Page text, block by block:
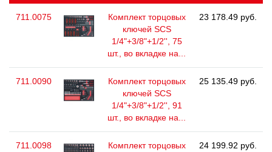
711.0075
Комплект торцовых
ключей SCS
1/4"+3/8"+1/2'', 75
шт., во вкладке на...
23 178.49 руб.
711.0090
Комплект торцовых
ключей SCS
1/4"+3/8"+1/2'', 91
шт., во вкладке на...
25 135.49 руб.
711.0098
Комплект торцовых
24 199.92 руб.